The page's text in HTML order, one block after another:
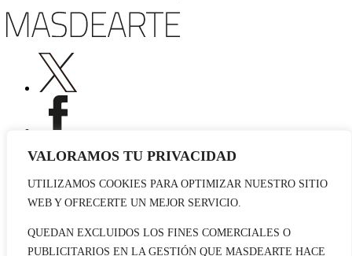
VALORAMOS TU PRIVACIDAD
UTILIZAMOS COOKIES PARA OPTIMIZAR NUESTRO SITIO
WEB Y OFRECERTE UN MEJOR SERVICIO.
QUEDAN EXCLUIDOS LOS FINES COMERCIALES O
PUBLICITARIOS EN LA GESTIÓN QUE MASDEARTE HACE
Publicidad
Contacto